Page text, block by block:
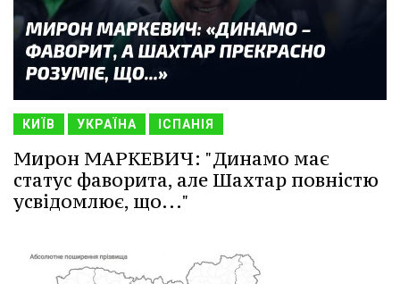
КИЇВ УКРАЇНА ІСПАНІЯ
Мирон МАРКЕВИЧ: "Динамо має
статус фаворита, але Шахтар повністю
усвідомлює, що..."